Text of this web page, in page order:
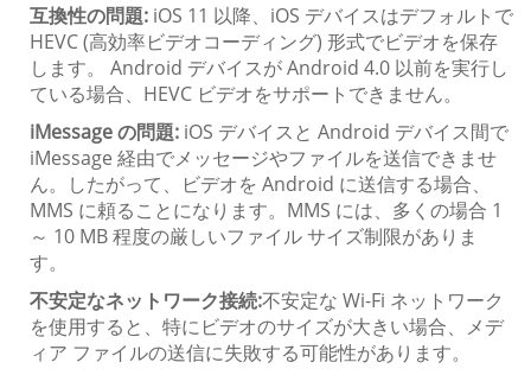
互換性の問題: iOS 11 以降、iOS デバイスはデフォルトで
HEVC (高効率ビデオコーディング) 形式でビデオを保存
します。 Android デバイスが Android 4.0 以前を実行し
ている場合、HEVC ビデオをサポートできません。
iMessage の問題: iOS デバイスと Android デバイス間で
iMessage 経由でメッセージやファイルを送信できませ
ん。したがって、ビデオを Android に送信する場合、
MMS に頼ることになります。MMS には、多くの場合 1
～ 10 MB 程度の厳しいファイル サイズ制限がありま
す。
不安定なネットワーク接続:不安定な Wi-Fi ネットワーク
を使用すると、特にビデオのサイズが大きい場合、メデ
ィア ファイルの送信に失敗する可能性があります。